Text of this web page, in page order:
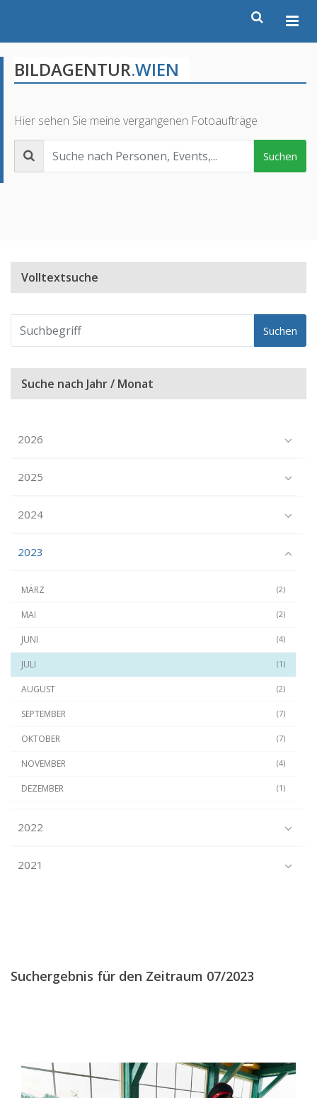
BILDAGENTUR.WIEN
Hier sehen Sie meine vergangenen Fotoaufträge
Suchen
Volltextsuche
Suchen
Suche nach Jahr / Monat
2026
2025
2024
2023
(2)
MÄRZ
(2)
MAI
(4)
JUNI
(1)
JULI
(2)
AUGUST
(7)
SEPTEMBER
(7)
OKTOBER
(4)
NOVEMBER
(1)
DEZEMBER
2022
2021
2018
2015
Suchergebnis für den Zeitraum 07/2023